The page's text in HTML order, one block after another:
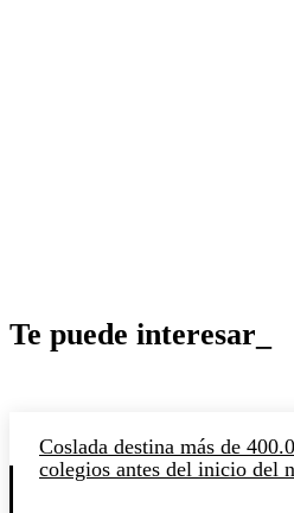
Te puede interesar_
Coslada destina más de
colegios antes del inicio del